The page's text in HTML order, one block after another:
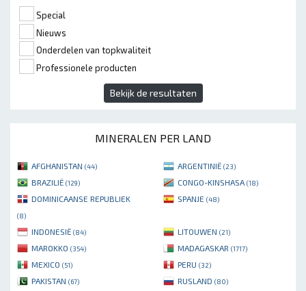
Special
Nieuws
Onderdelen van topkwaliteit
Professionele producten
Bekijk de resultaten
MINERALEN PER LAND
AFGHANISTAN (44) ARGENTINIË (23)
BRAZILIË (129) CONGO-KINSHASA (18)
DOMINICAANSE REPUBLIEK
(8)
SPANJE (48)
INDONESIË (84) LITOUWEN (21)
MAROKKO (354) MADAGASKAR (1717)
MEXICO (51) PERU (32)
PAKISTAN (67) RUSLAND (80)